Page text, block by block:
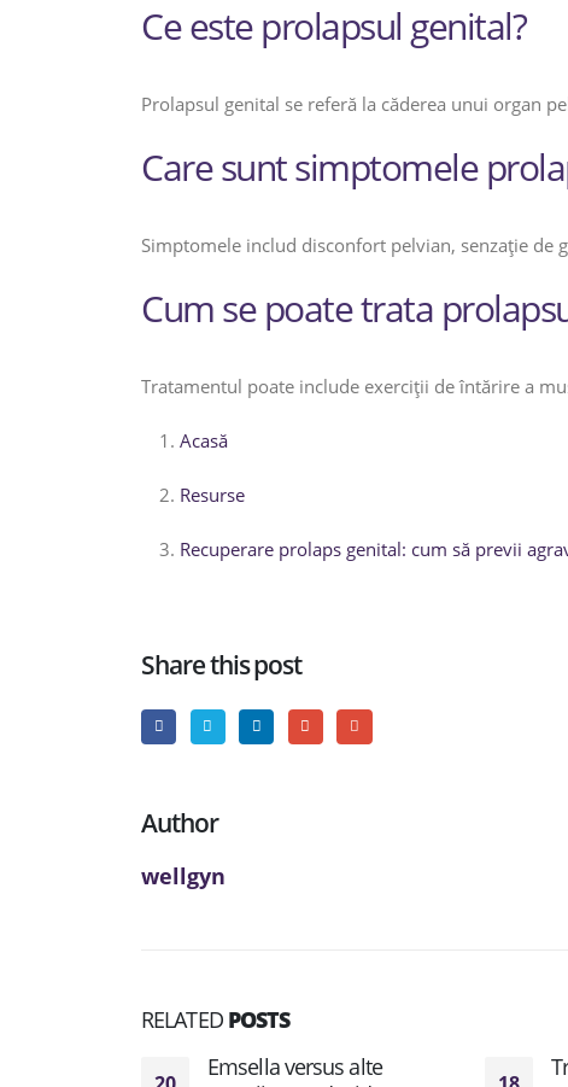
Ce este prolapsul genital?
Prolapsul genital se referă la căderea unui organ
Care sunt simptomele
Simptomele includ disconfort pelvian, senzație
Cum se poate trata
Tratamentul poate include exerciții de întărire a
Acasă
Resurse
Recuperare prolaps genital: cum să previi
Share this post
Author
wellgyn
RELATED POSTS
Emsella versus alte